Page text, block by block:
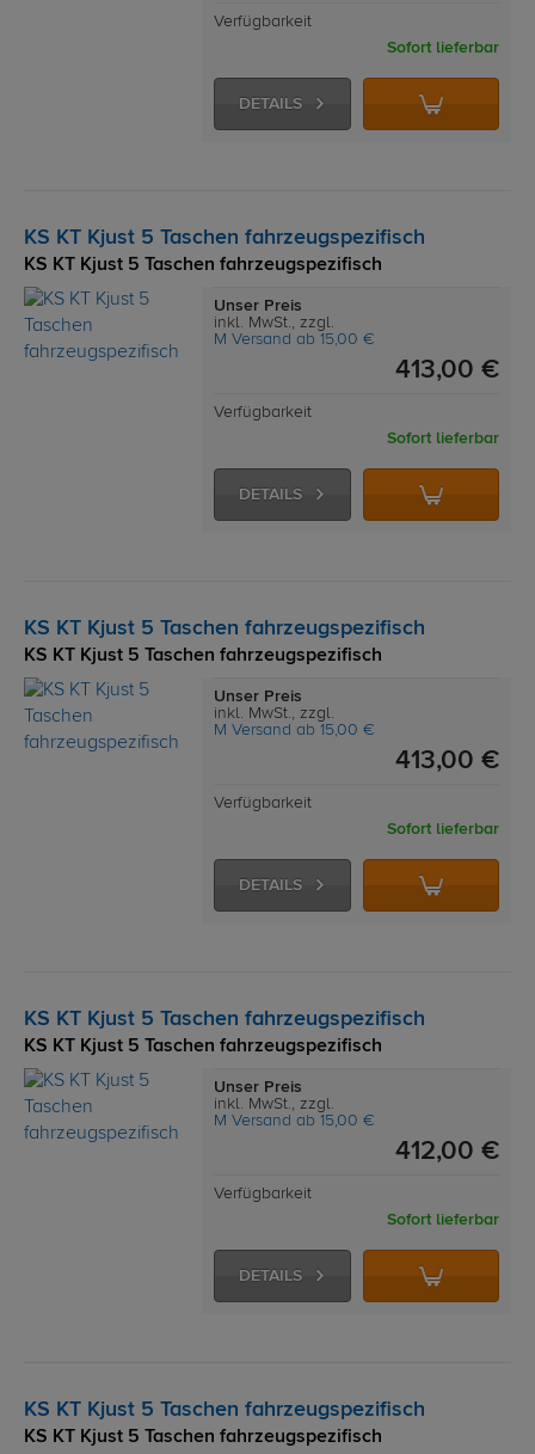
Verfügbarkeit
Sofort lieferbar
DETAILS
KS KT Kjust 5 Taschen fahrzeugspezifisch
KS KT Kjust 5 Taschen fahrzeugspezifisch
Unser Preis
inkl. MwSt., zzgl.
M Versand ab 15,00 €
413,00 €
Verfügbarkeit
Sofort lieferbar
DETAILS
KS KT Kjust 5 Taschen fahrzeugspezifisch
KS KT Kjust 5 Taschen fahrzeugspezifisch
Unser Preis
inkl. MwSt., zzgl.
M Versand ab 15,00 €
413,00 €
Verfügbarkeit
Sofort lieferbar
DETAILS
KS KT Kjust 5 Taschen fahrzeugspezifisch
KS KT Kjust 5 Taschen fahrzeugspezifisch
Unser Preis
inkl. MwSt., zzgl.
M Versand ab 15,00 €
412,00 €
Verfügbarkeit
Sofort lieferbar
DETAILS
KS KT Kjust 5 Taschen fahrzeugspezifisch
KS KT Kjust 5 Taschen fahrzeugspezifisch